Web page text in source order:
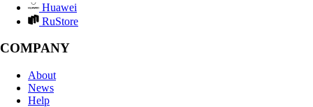
Huawei
RuStore
COMPANY
About
News
Help